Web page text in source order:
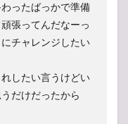
ったばっかで準備
張ってんだなーっ
チャレンジしたい
したい言うけどい
だけだったから